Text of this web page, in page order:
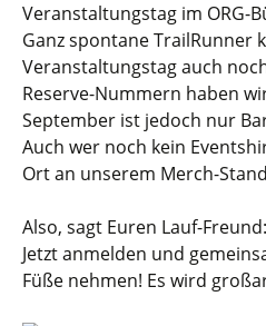
Veranstaltungstag im ORG-
Ganz spontane TrailRunner
Veranstaltungstag auch
Reserve-Nummern haben
September ist jedoch nur
Auch wer noch kein
Ort an unserem Merch-
Also, sagt Euren Lauf-
Jetzt anmelden und
Füße nehmen! Es wird